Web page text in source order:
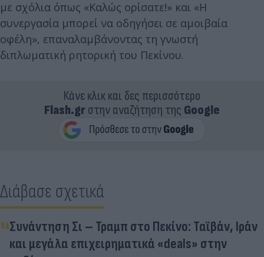
με σχόλια όπως «Καλώς ορίσατε!» και «Η
συνεργασία μπορεί να οδηγήσει σε αμοιβαία
οφέλη», επαναλαμβάνοντας τη γνωστή
διπλωματική ρητορική του Πεκίνου.
Κάνε κλικ και δες περισσότερο
Flash.grστην αναζήτηση της Google
Διάβασε σχετικά
Συνάντηση Σι – Τραμπ στο Πεκίνο: Ταϊβάν, Ιράν
και μεγάλα επιχειρηματικά «deals» στην